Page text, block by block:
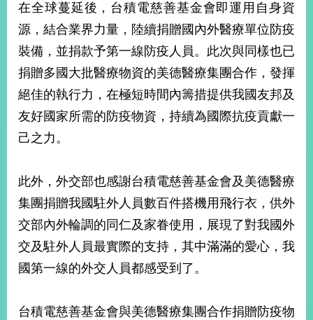
導
覽
於
本
部
新
聞
中
心
外
資
訊
國
與
地
國
在全球蔓延後，台積電慈善基金會即運用自身資
源，結合業界力量，陸續捐贈國內外醫療單位防疫
裝備，並捐款予第一線防疫人員。此次與同樣也已
捐贈多國大批醫療物資的美德醫療集團合作，發揮
絕佳的執行力，在極短時間內籌措提供我國友邦及
友好國家所需的防疫物資，持續為國際抗疫貢獻一
己之力。
此外，外交部也感謝台積電慈善基金會及美德醫療
集團捐贈我國駐外人員數百件搭機用飛行衣，供外
交部內外輪調的同仁及家眷使用，展現了對我國外
交及駐外人員最實際的支持，其中滿滿的愛心，我
國第一線的外交人員都感受到了。
台積電慈善基金會與美德醫療集團合作捐贈防疫物